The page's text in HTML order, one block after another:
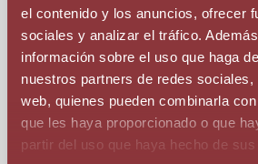
el contenido y los anuncios, ofrecer
sociales y analizar el tráfico.
información sobre el uso que haga
nuestros partners de redes
web, quienes pueden combinarla
que les haya proporcionado o que
partir del uso que haya hecho de sus
Droits et avantages
résidents avec
Accès au système de